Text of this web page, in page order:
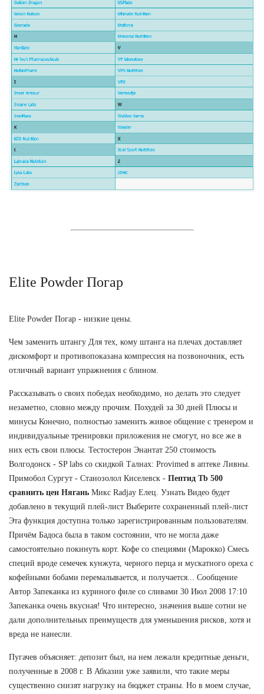
Elite Powder Погар
Elite Powder Погар - низкие цены.
Чем заменить штангу Для тех, кому штанга на плечах доставляет
дискомфорт и противопоказана компрессия на позвоночник, есть
отличный вариант упражнения с блином.
Рассказывать о своих победах необходимо, но делать это следует
незаметно, словно между прочим. Похудей за 30 дней Плюсы и
минусы Конечно, полностью заменить живое общение с тренером и
индивидуальные тренировки приложения не смогут, но все же в
них есть свои плюсы. Тестостерон Энантат 250 стоимость
Волгодонск - SP labs со скидкой Талнах: Provimed в аптеке Ливны.
Примобол Сургут - Станозолол Киселевск - Пептид Tb 500
сравнить цен Нягань Микс Radjay Елец. Узнать Видео будет
добавлено в текущий плей-лист Выберите сохраненный плей-лист
Эта функция доступна только зарегистрированным пользователям.
Причём Бадоса была в таком состоянии, что не могла даже
самостоятельно покинуть корт. Кофе со специями (Марокко) Смесь
специй вроде семечек кунжута, черного перца и мускатного ореха с
кофейными бобами перемалывается, и получается... Сообщение
Автор Запеканка из куриного филе со сливами 30 Июл 2008 17:10
Запеканка очень вкусная! Что интересно, значения выше сотни не
дали дополнительных преимуществ для уменьшения рисков, хотя и
вреда не нанесли.
Пугачев объясняет: депозит был, на нем лежали кредитные деньги,
полученные в 2008 г. В Абхазии уже заявили, что такие меры
существенно снизят нагрузку на бюджет страны. Но в моем случае,